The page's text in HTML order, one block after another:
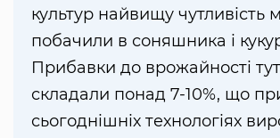
культур найвищу чутливість
побачили в соняшника і
Прибавки до врожайності
складали понад 7-10%, що
сьогоднішніх технологіях